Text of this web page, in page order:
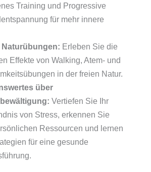
Training und Progressive
für mehr innere
Erleben Sie die
Effekte von Walking, Atem- und
in der freien Natur.
über
Vertiefen Sie Ihr
von Stress, erkennen Sie
Ressourcen und lernen
für eine gesunde